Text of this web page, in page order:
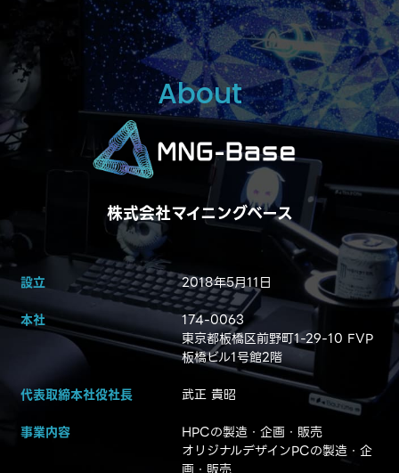
About
株式会社マイニングベース
設立
2018年5月11日
本社
174-0063
東京都板橋区前野町1-29-10 FVP
板橋ビル1号館2階
代表取締本社役社長
武正 貴昭
事業内容
HPCの製造・企画・販売
オリジナルデザインPCの製造・企